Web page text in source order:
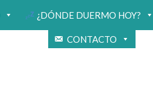
¿DÓNDE DUERMO HOY?
CONTACTO